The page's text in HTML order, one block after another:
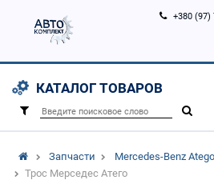
+380 (97)
КАТАЛОГ ТОВАРОВ
Запчасти Mercedes-Benz Atego
Трос Мерседес Атего